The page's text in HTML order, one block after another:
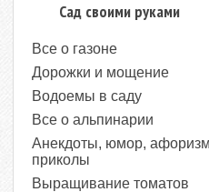
Сад своими руками
Все о газоне
Дорожки и мощение
Водоемы в саду
Все о альпинарии
Анекдоты, юмор,
приколы
Выращивание томатов